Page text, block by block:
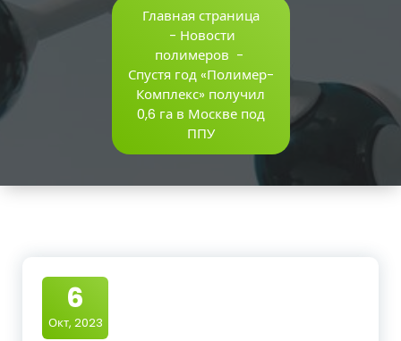
Главная страница
- Новости
полимеров -
Спустя год «Полимер-
Комплекс» получил
0,6 га в Москве под
ППУ
6
Окт, 2023